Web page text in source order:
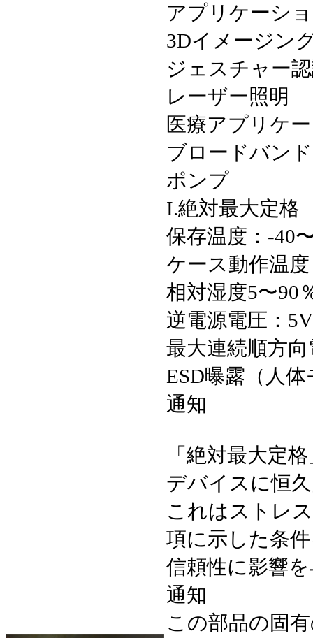
アプリケーシ
3Dイメージン
ジェスチャー
レーザー照明
医療アプリケ
ブロードバン
ポンプ
I.絶対最大定格
保存温度：-40
ケース動作温
相対湿度5〜90
逆電源電圧：5V
最大連続順方
ESD曝露（人
通知
「絶対最大定
デバイスに恒
これはストレ
項に示した条
信頼性に影響
通知
この部品の固